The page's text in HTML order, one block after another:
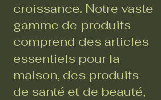
croissance. Notre vaste
gamme de produits
comprend des articles
essentiels pour la
maison, des produits
de santé et de beauté,